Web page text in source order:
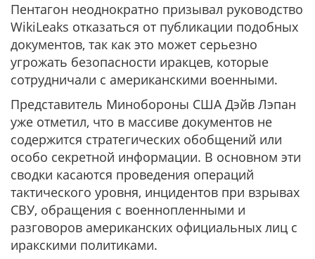
Пентагон неоднократно призывал руководство
WikiLeaks отказаться от публикации подобных
документов, так как это может серьезно
угрожать безопасности иракцев, которые
сотрудничали с американскими военными.
Представитель Минобороны США Дэйв Лэпан
уже отметил, что в массиве документов не
содержится стратегических обобщений или
особо секретной информации. В основном эти
сводки касаются проведения операций
тактического уровня, инцидентов при взрывах
СВУ, обращения с военнопленными и
разговоров американских официальных лиц с
иракскими политиками.